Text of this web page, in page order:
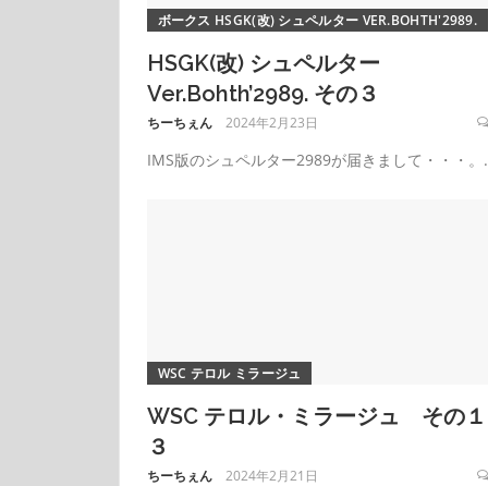
ボークス HSGK(改) シュペルター VER.BOHTH'2989.
HSGK(改) シュペルター
Ver.Bohth’2989. その３
ちーちぇん 2024年2月23日
IMS版のシュペルター2989が届きまして・・・。
WSC テロル ミラージュ
WSC テロル・ミラージュ その１
３
ちーちぇん 2024年2月21日